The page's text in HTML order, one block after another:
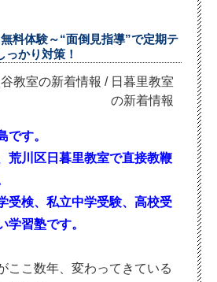
料体験～“面倒見指導”で定期テ
っかり対策！
教室の新着情報 / 日暮里教室
の新着情報
です。
荒川区日暮里教室で直接教鞭
受検、私立中学受験、高校受
学習塾です。
ここ数年、変わってきている